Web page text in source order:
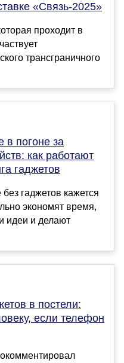
«Связь-2025»
проходит в
трансграничного
в погоне за
как работают
гаджетов
гаджетов кажется
экономят время,
идеи и делают
в постели:
если телефон